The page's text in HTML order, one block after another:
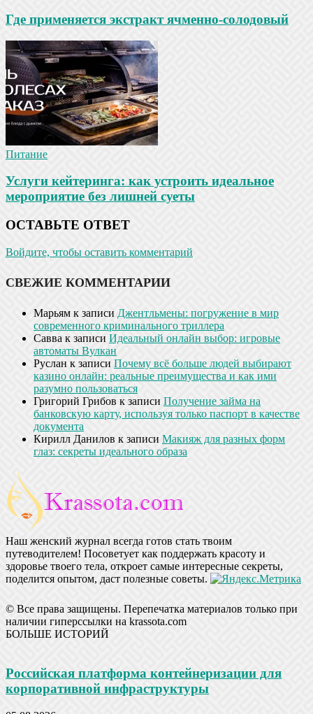
Где применяется экстракт ячменно-солодовый
Питание
Услуги кейтеринга: как устроить идеальное
мероприятие без лишней суеты
ОСТАВЬТЕ ОТВЕТ
Войдите, чтобы оставить комментарий
СВЕЖИЕ КОММЕНТАРИИ
Марьям к записи Джентльмены: погружение в мир
современного криминального триллера
Савва к записи Идеальный онлайн выбор: игровые
автоматы Вулкан
Руслан к записи Почему всё больше людей выбирают
казино онлайн: реальные преимущества и как ими
разумно пользоваться
Григорий Грибов к записи Получение займа на
банковскую карту, используя только паспорт в качестве
документа
Кирилл Данилов к записи Макияж для разных форм
глаз: секреты идеального образа
Наш женский журнал всегда готов стать твоим
путеводителем! Посоветует как поддержать красоту и
здоровье твоего тела, откроет самые интересные секреты,
поделится опытом, даст полезные советы.
© Все права защищены. Перепечатка материалов только при
наличии гиперссылки на krassota.com
БОЛЬШЕ ИСТОРИЙ
Российская платформа контейнеризации для
корпоративной инфраструктуры